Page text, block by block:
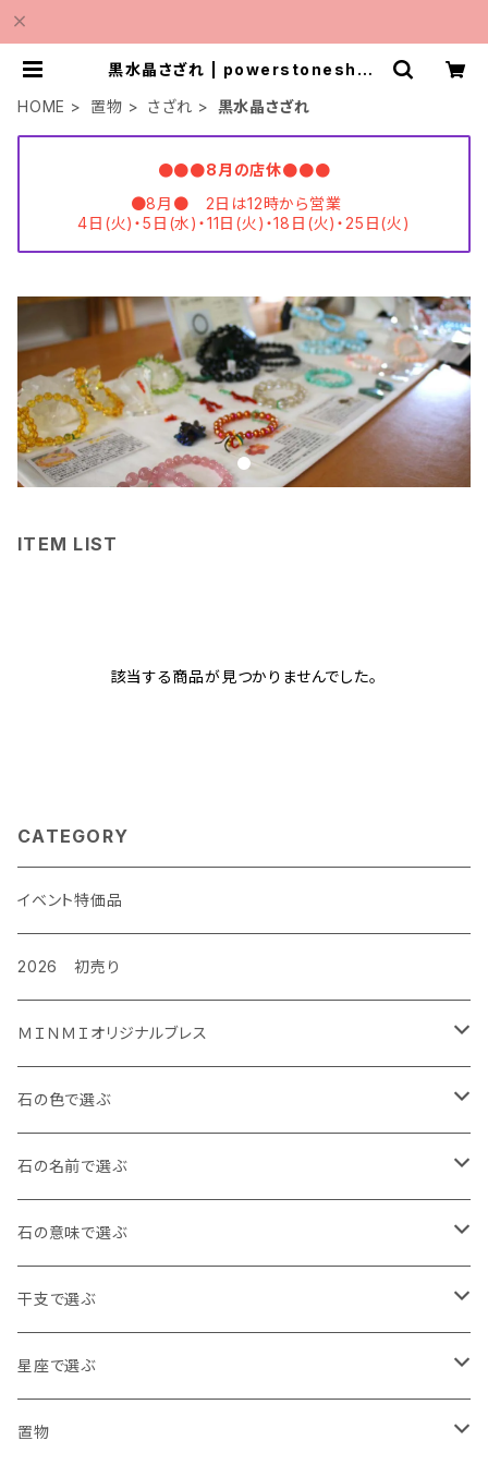
黒水晶さざれ | powerstoneshop
HOME
置物 さざれ 黒水晶さざれ
●●●8月の店休●●●
●8月● 2日は12時から営業
4日(火)・5日(水)・11日(火)・18日(火)・25日(火)
ITEM LIST
該当する商品が見つかりませんでした。
CATEGORY
イベント特価品
2026 初売り
ＭＩＮＭＩオリジナルブレス
金運ぐるぐるブレス
タイガーズアイ
レッドタイガーズアイ
ルビーぐるぐる負ける気がしねぇブレス
龍の手ブレス
右利き用8㎜
右利き用10㎜
月神様の縁日ブレス
水晶バージョン
アメジストバージョン
十三仏ブレス
陰陽五行 護身ブレス
石の色で選ぶ
白・透明
黒・茶色
青
赤
黄色・オレンジ
石の名前で選ぶ
アイオライト
アイリスクォーツ
アクアマリン
アパタイト
石の意味で選ぶ
魔除け
健康・長寿
恋愛・美容
干支で選ぶ
子年 アンバー
丑年 ムーンストーン
星座で選ぶ
牡羊座 3月21日~4月19日 カーネリアン
置物